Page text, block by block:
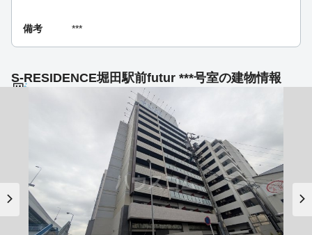
備考 ***
S-RESIDENCE堀田駅前futur ***号室の建物情報